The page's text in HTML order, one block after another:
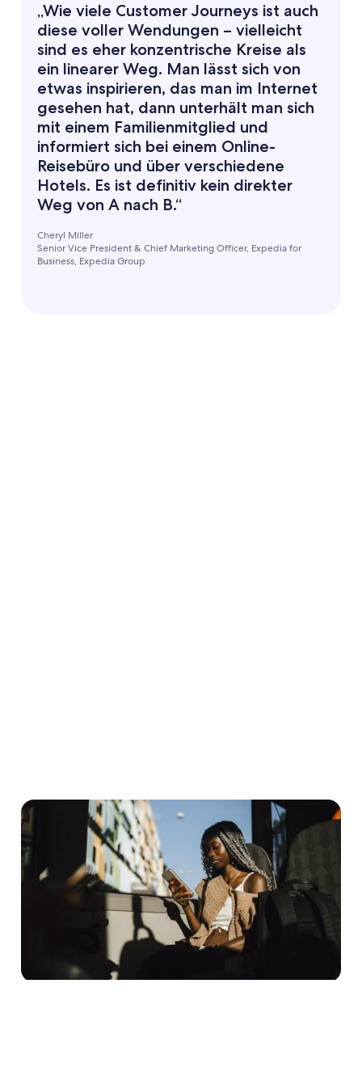
„Wie viele Customer Journeys ist auch
diese voller Wendungen – vielleicht
sind es eher konzentrische Kreise als
ein linearer Weg. Man lässt sich von
etwas inspirieren, das man im Internet
gesehen hat, dann unterhält man sich
mit einem Familienmitglied und
informiert sich bei einem Online-
Reisebüro und über verschiedene
Hotels. Es ist definitiv kein direkter
Weg von A nach B.“
Cheryl Miller
Senior Vice President & Chief Marketing Officer, Expedia for
Business, Expedia Group